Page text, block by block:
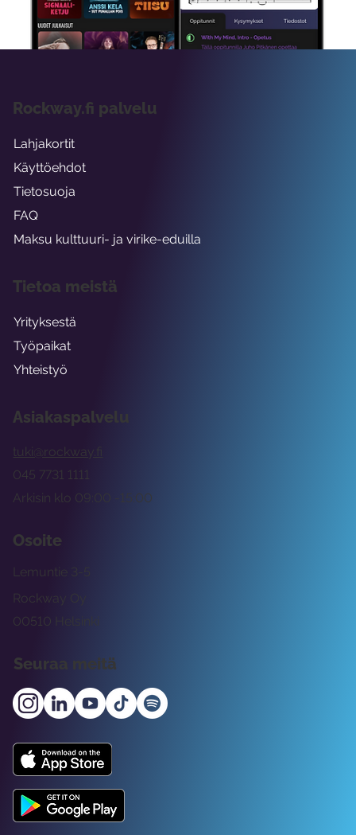
viikon ajaksi.
Asiakaspalvelu
tuki@rockway.fi
Arkisin klo 09:00 -15:00
045 7731 1111
Osoite
Rockway Oy
Lemuntie 3-5
00510 Helsinki
Seuraa meitä
Rockway.fi palvelu
Lahjakortit
Käyttöehdot
Tietosuoja
FAQ
Maksu kulttuuri- ja virike-eduilla
Tietoa meistä
Yrityksestä
Työpaikat
Yhteistyö